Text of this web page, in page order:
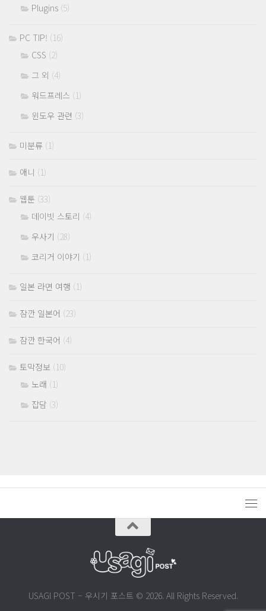
Plugins (5)
PC TIP! (16)
CSS (2)
그 외 (4)
워드프레스 (1)
윈도우 관련 (3)
미분류 (1)
애니 (1)
웹툰 (33)
데이빗 스토리 (4)
우사기 (28)
코리거 이야기 (1)
일본 라면 여행 (1)
잠깐 일본어 (23)
잠깐 한국어 (4)
토막정보 (10)
노래 (1)
잡담 (3)
USAGI POST – 우시기 포스트 © 2026. All Rights Reserved.